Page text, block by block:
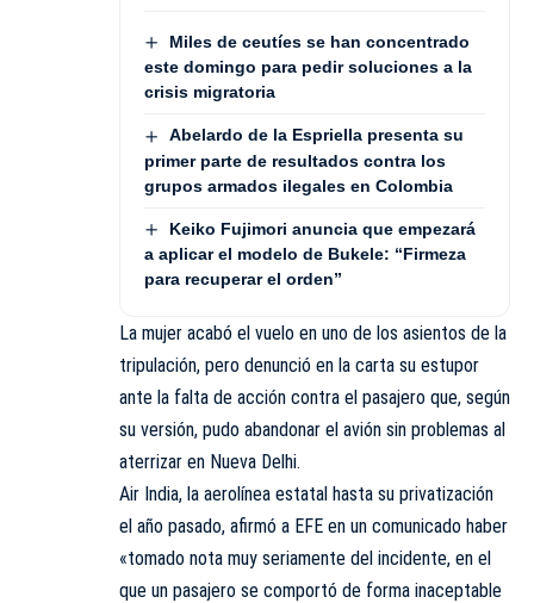
Miles de ceutíes se han concentrado
este domingo para pedir soluciones a la
crisis migratoria
Abelardo de la Espriella presenta su
primer parte de resultados contra los
grupos armados ilegales en Colombia
Keiko Fujimori anuncia que empezará
a aplicar el modelo de Bukele: “Firmeza
para recuperar el orden”
La mujer acabó el vuelo en uno de los asientos de la
tripulación, pero denunció en la carta su estupor
ante la falta de acción contra el pasajero que, según
su versión, pudo abandonar el avión sin problemas al
aterrizar en Nueva Delhi.
Air India, la aerolínea estatal hasta su privatización
el año pasado, afirmó a EFE en un comunicado haber
«tomado nota muy seriamente del incidente, en el
que un pasajero se comportó de forma inaceptable